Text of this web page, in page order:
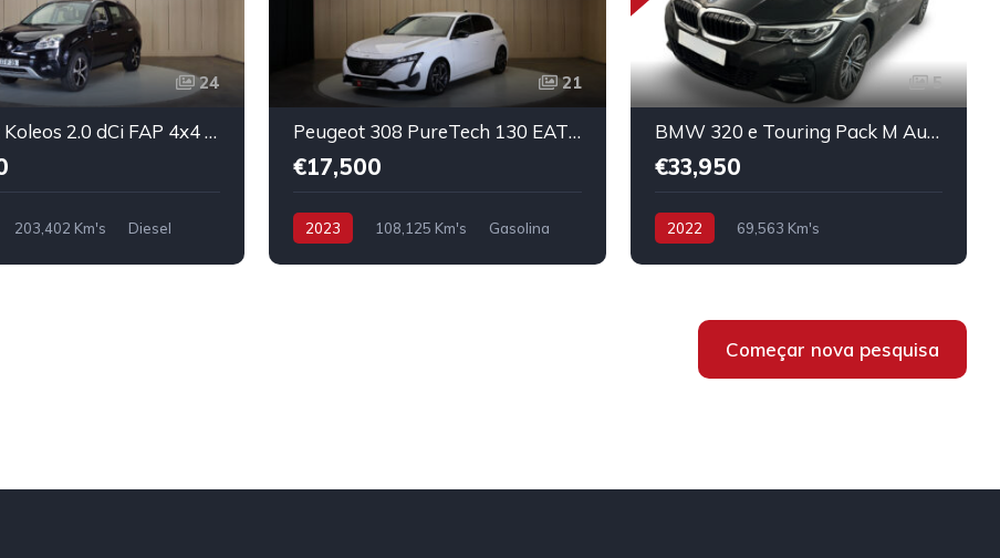
24
Renault Koleos 2.0 dCi FAP 4x4 Luxe
203,402 Km's Diesel
21
Peugeot 308 PureTech 130 EAT8 Allure Pack
€17,500
2023 108,125 Km's Gasolina
5
BMW 320 e Touring Pack M Auto
€33,950
2022
69,563 Km's
Começar nova pesquisa